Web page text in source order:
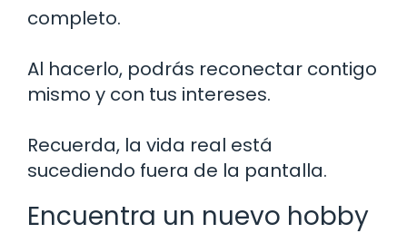
completo.
Al hacerlo, podrás reconectar contigo
mismo y con tus intereses.
Recuerda, la vida real está
sucediendo fuera de la pantalla.
Encuentra un nuevo hobby